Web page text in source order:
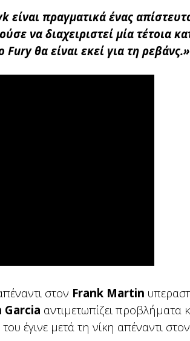
πραγματικά ένας
να διαχειριστεί μία τέτοια
θα είναι εκεί για τη ρεβάνς.»
στον Frank Martin
Garcia αντιμετωπίζει προβλήματα
έγινε μετά τη νίκη απέναντι στον